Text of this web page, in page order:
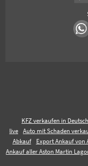
KFZ verkaufen in
live
Auto mit Schaden
Abkauf
Export Ankauf von
Ankauf aller Aston Martin